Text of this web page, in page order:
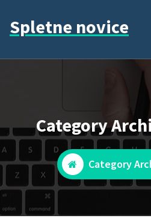
content
Spletne novice
Category
Category